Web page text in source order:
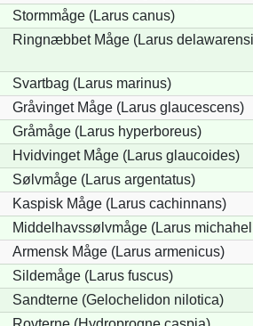
Stormmåge (Larus canus)
Ringnæbbet Måge (Larus
Svartbag (Larus marinus)
Gråvinget Måge (Larus glaucescens)
Gråmåge (Larus hyperboreus)
Hvidvinget Måge (Larus glaucoides)
Sølvmåge (Larus argentatus)
Kaspisk Måge (Larus cachinnans)
Middelhavssølvmåge (Larus
Armensk Måge (Larus armenicus)
Sildemåge (Larus fuscus)
Sandterne (Gelochelidon nilotica)